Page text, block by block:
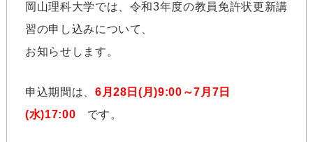
岡山理科大学では、令和3年度の教員免許状更新講
習の申し込みについて、
お知らせします。
申込期間は、 6月28日(月)9:00～7月7日
(水)17:00 です。